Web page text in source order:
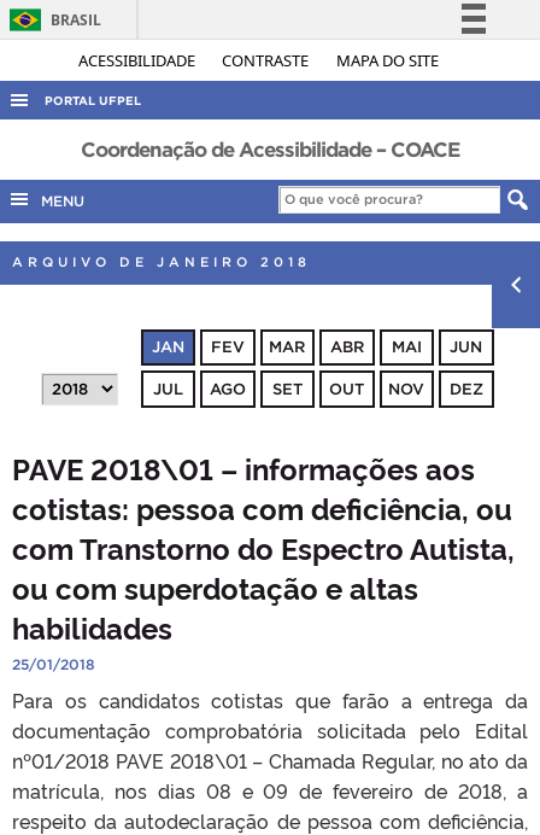
ACESSIBILIDADE CONTRASTE MAPA DO SITE
BRASIL
Simplifique!
Legislação
Canais
PORTAL UFPEL
ACESSO À INFORMAÇÃO
AUDITORIA
COBALTO
CONCURSOS
OUVIDORIA
TELEFONES
Coordenação de Acessibilidade – COACE
MENU
ARQUIVO DE JANEIRO 2018
JAN FEV MAR ABR MAI JUN
JUL AGO SET OUT NOV DEZ
PAVE 2018\01 – informações aos
cotistas: pessoa com deficiência, ou
com Transtorno do Espectro Autista,
ou com superdotação e altas
habilidades
25/01/2018
Para os candidatos cotistas que farão a entrega da
documentação comprobatória solicitada pelo Edital
nº01/2018 PAVE 2018\01 – Chamada Regular, no ato da
matrícula, nos dias 08 e 09 de fevereiro de 2018, a
respeito da autodeclaração de pessoa com deficiência,